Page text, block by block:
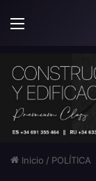
Menú
Inicio / POLÍTICA